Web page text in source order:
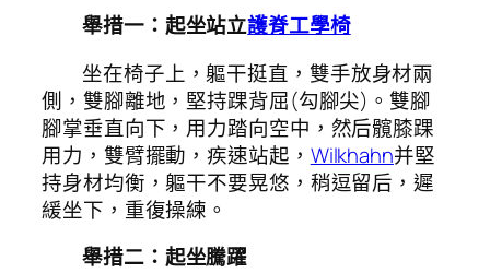
舉措一：起坐站立護脊工學椅
坐在椅子上，軀干挺直，雙手放身材兩
側，雙腳離地，堅持踝背屈(勾腳尖)。雙腳
腳掌垂直向下，用力踏向空中，然后髖膝踝
用力，雙臂擺動，疾速站起， Wilkhahn并堅
持身材均衡，軀干不要晃悠，稍逗留后，遲
緩坐下，重復操練。
舉措二：起坐騰躍